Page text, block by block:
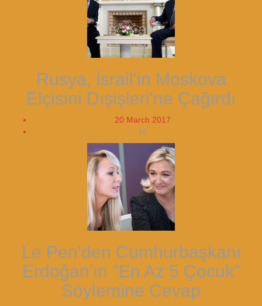
Rusya, İsrail'in Moskova
Elçisini Dışişleri'ne Çağırdı
20 March 2017
16
Le Pen'den Cumhurbaşkanı
Erdoğan'ın "En Az 5 Çocuk"
Söylemine Cevap